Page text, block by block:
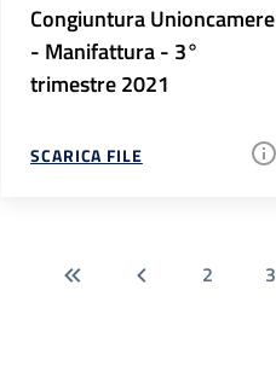
Congiuntura Unioncamere
- Manifattura - 3°
trimestre 2021
SCARICA FILE
2 3